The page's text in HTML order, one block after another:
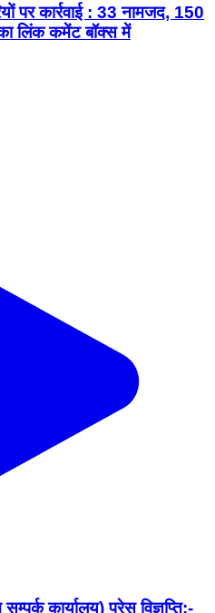
पर कार्रवाई : 33 नामजद, 150
लिंक कमेंट बॉक्स में
कार्यालय) प्रेस विज्ञप्ति:-